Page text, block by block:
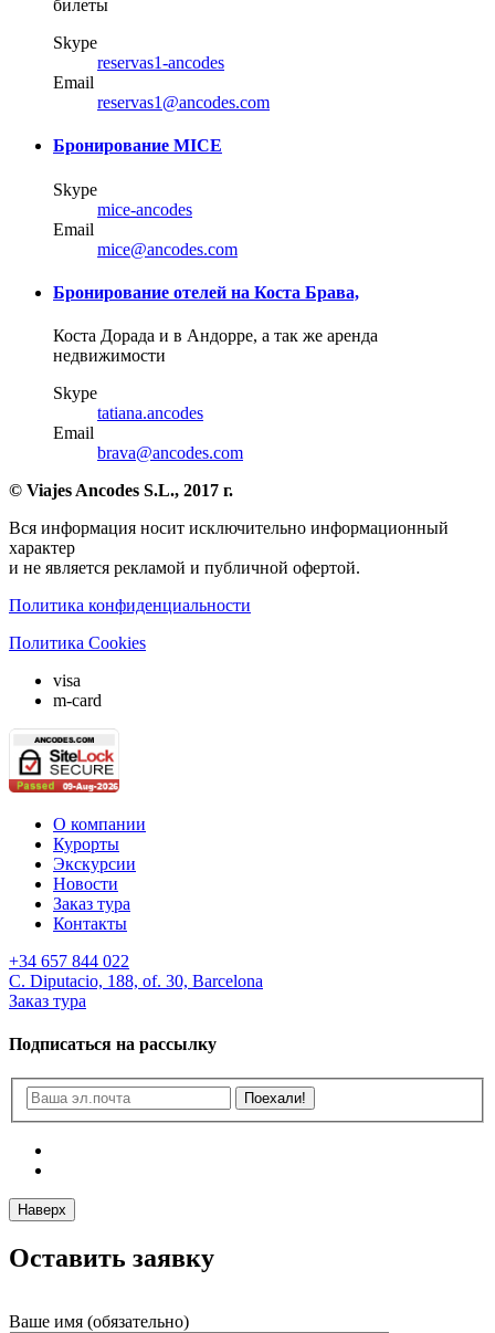
билеты
Skype
reservas1-ancodes
Email
reservas1@ancodes.com
Бронирование MICE
Skype
mice-ancodes
Email
mice@ancodes.com
Бронирование отелей на Коста Брава,
Коста Дорада и в Андорре, а так же аренда
недвижимости
Skype
tatiana.ancodes
Email
brava@ancodes.com
© Viajes Ancodes S.L., 2017 г.
Вся информация носит исключительно информационный
характер
и не является рекламой и публичной офертой.
Политика конфиденциальности
Политика Cookies
visa
m-card
О компании
Курорты
Экскурсии
Новости
Заказ тура
Контакты
+34 657 844 022
C. Diputacio, 188, of. 30, Barcelona
Заказ тура
Подписаться на рассылку
Наверх
Оставить заявку
Ваше имя (обязательно)